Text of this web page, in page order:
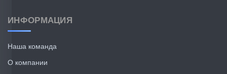
ИНФОРМАЦИЯ
Наша команда
О компании